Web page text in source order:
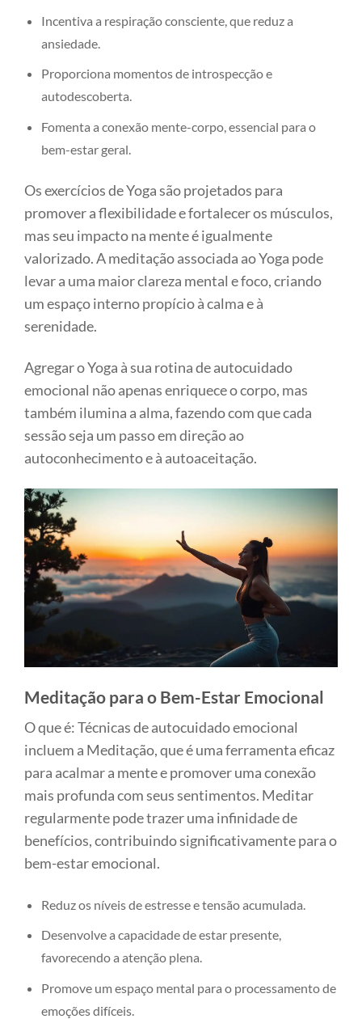
Incentiva a respiração consciente, que reduz a
ansiedade.
Proporciona momentos de introspecção e
autodescoberta.
Fomenta a conexão mente-corpo, essencial para o
bem-estar geral.
Os exercícios de Yoga são projetados para
promover a flexibilidade e fortalecer os músculos,
mas seu impacto na mente é igualmente
valorizado. A meditação associada ao Yoga pode
levar a uma maior clareza mental e foco, criando
um espaço interno propício à calma e à
serenidade.
Agregar o Yoga à sua rotina de autocuidado
emocional não apenas enriquece o corpo, mas
também ilumina a alma, fazendo com que cada
sessão seja um passo em direção ao
autoconhecimento e à autoaceitação.
Meditação para o Bem-Estar Emocional
O que é: Técnicas de autocuidado emocional
incluem a Meditação, que é uma ferramenta eficaz
para acalmar a mente e promover uma conexão
mais profunda com seus sentimentos. Meditar
regularmente pode trazer uma infinidade de
benefícios, contribuindo significativamente para o
bem-estar emocional.
Reduz os níveis de estresse e tensão acumulada.
Desenvolve a capacidade de estar presente,
favorecendo a atenção plena.
Promove um espaço mental para o processamento de
emoções difíceis.